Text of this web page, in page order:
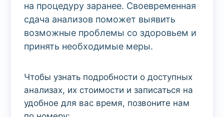
на процедуру заранее. Своевременная
сдача анализов поможет выявить
возможные проблемы со здоровьем и
принять необходимые меры.
Чтобы узнать подробности о доступных
анализах, их стоимости и записаться на
удобное для вас время, позвоните нам